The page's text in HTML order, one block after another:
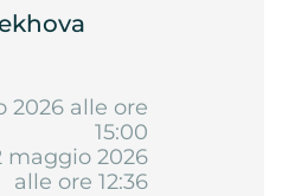
2026 alle ore
15:00
maggio 2026
alle ore 12:36